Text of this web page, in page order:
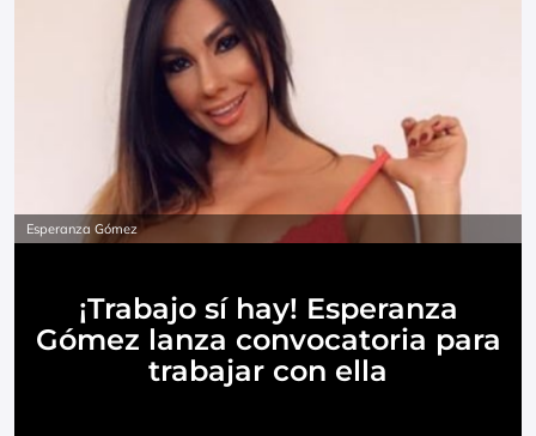
Esperanza Gómez
¡Trabajo sí hay! Esperanza
Gómez lanza convocatoria para
trabajar con ella